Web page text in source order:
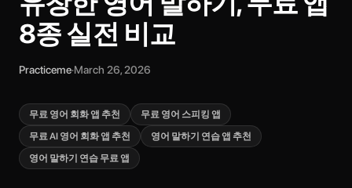
8종 실전 비교
Practiceme·March 26, 2026
무료 영어 회화 앱 추천
무료 영어 스피킹 앱
무료 AI 영어 회화 앱 추천
영어 말하기 연습 앱 추천
영어 말하기 연습 무료 앱